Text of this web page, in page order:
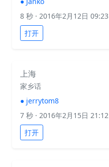
8 秒 · 2016年2月12日 09:23
打开
上海
家乡话
● jerrytom8
7 秒 · 2016年2月15日 21:12
打开